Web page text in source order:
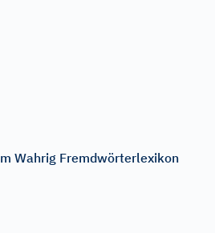
Wahrig Fremdwörterlexikon